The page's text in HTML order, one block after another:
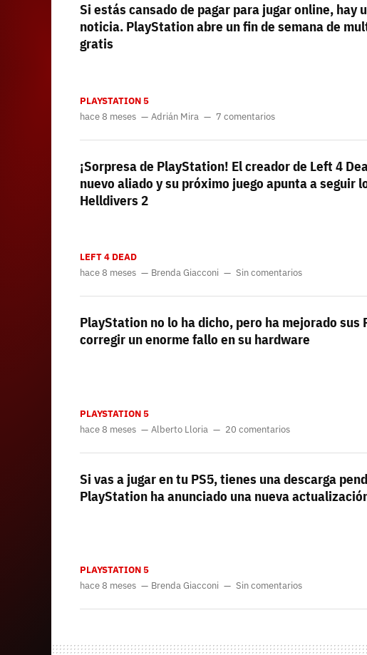
Si estás cansado de pagar para jugar online, hay
noticia. PlayStation abre un fin de semana de
gratis
PLAYSTATION 5
hace 8 meses
Adrián Mira 7 comentarios
¡Sorpresa de PlayStation! El creador de Left 4
nuevo aliado y su próximo juego apunta a seguir
Helldivers 2
LEFT 4 DEAD
hace 8 meses
Brenda Giacconi Sin comentarios
PlayStation no lo ha dicho, pero ha mejorado sus
corregir un enorme fallo en su hardware
PLAYSTATION 5
hace 8 meses
Alberto Lloria 20 comentarios
Si vas a jugar en tu PS5, tienes una descarga
PlayStation ha anunciado una nueva
PLAYSTATION 5
hace 8 meses
Brenda Giacconi Sin comentarios